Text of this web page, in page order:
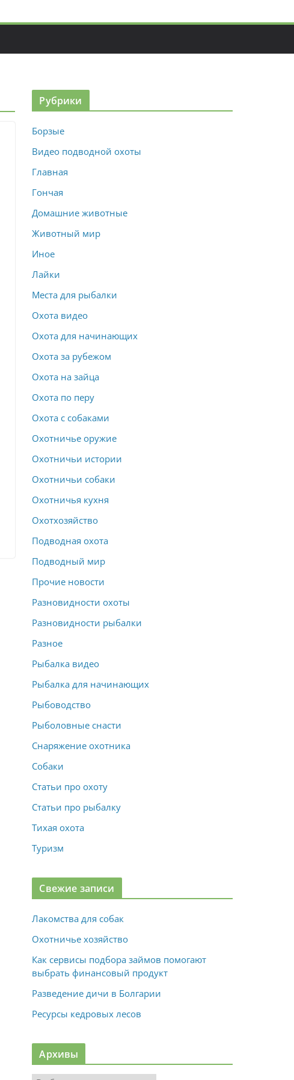
Рубрики
Борзые
Видео подводной охоты
Главная
Гончая
Домашние животные
Животный мир
Иное
Лайки
Места для рыбалки
Охота видео
Охота для начинающих
Охота за рубежом
Охота на зайца
Охота по перу
Охота с собаками
Охотничье оружие
Охотничьи истории
Охотничьи собаки
Охотничья кухня
Охотхозяйство
Подводная охота
Подводный мир
Прочие новости
Разновидности охоты
Разновидности рыбалки
Разное
Рыбалка видео
Рыбалка для начинающих
Рыбоводство
Рыболовные снасти
Снаряжение охотника
Собаки
Статьи про охоту
Статьи про рыбалку
Тихая охота
Туризм
Свежие записи
Лакомства для собак
Охотничье хозяйство
Как сервисы подбора займов помогают
выбрать финансовый продукт
Разведение дичи в Болгарии
Ресурсы кедровых лесов
Архивы